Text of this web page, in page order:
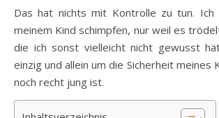
Das hat nichts mit Kontrolle zu tun.
meinem Kind schimpfen, nur weil es
die ich sonst vielleicht nicht gewusst
einzig und allein um die Sicherheit meines
noch recht jung ist.